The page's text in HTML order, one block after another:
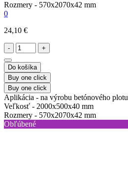
Rozmery - 570х2070х42 mm
0
24,10 €
- +
Do košíka
Buy one click
Buy one click
Aplikácia - na výrobu betónového plotu
Veľkosť - 2000х500х40 mm
Rozmery - 570х2070х42 mm
Obľúbené